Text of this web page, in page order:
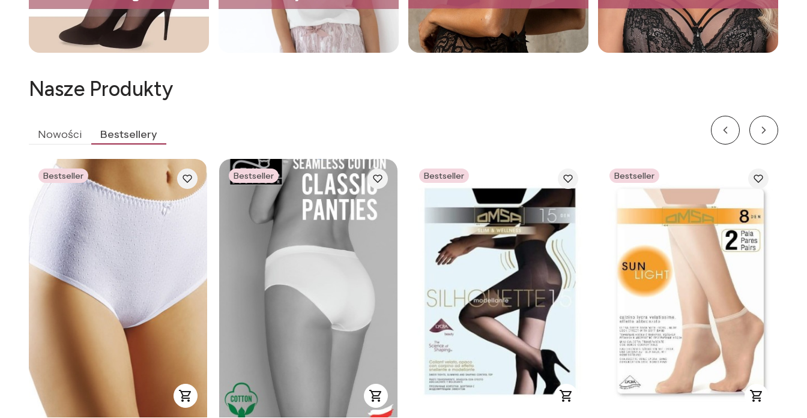
Nasze Produkty
Nowości Bestsellery
Bestseller Bestseller Bestseller Bestseller